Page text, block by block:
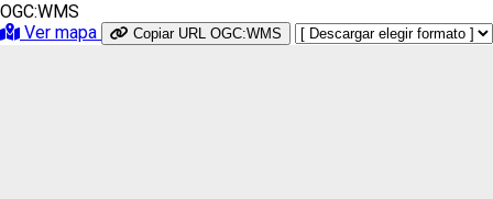
OGC:WMS
Ver mapa
Copiar URL OGC:WMS